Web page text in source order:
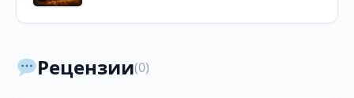
Рецензии(0)